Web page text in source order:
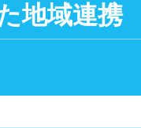
地域連携